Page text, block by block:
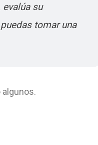
evalúa su
tomar una